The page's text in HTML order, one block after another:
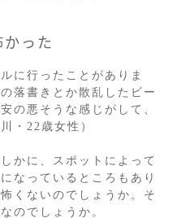
った
に行ったことがありま
落書きとか散乱したビー
の悪そうな感じがして、
・22歳女性）
かに、スポットによって
なっているところもあり
くないのでしょうか。そ
のでしょうか。